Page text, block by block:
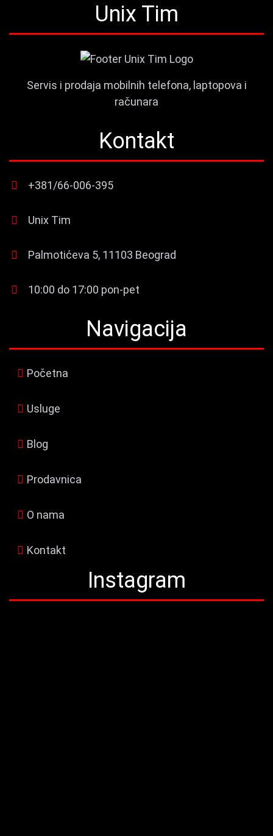
Unix Tim
Servis i prodaja mobilnih telefona, laptopova i
računara
Kontakt
+381/66-006-395
Unix Tim
Palmotićeva 5, 11103 Beograd
10:00 do 17:00 pon-pet
Navigacija
Početna
Usluge
Blog
Prodavnica
O nama
Kontakt
Instagram